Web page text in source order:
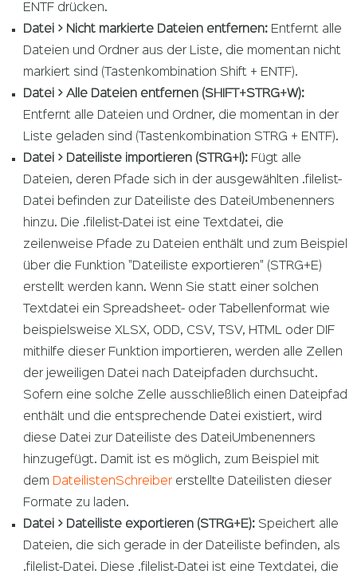
ENTF drücken.
Datei > Nicht markierte Dateien entfernen: Entfernt alle
Dateien und Ordner aus der Liste, die momentan nicht
markiert sind (Tastenkombination Shift + ENTF).
Datei > Alle Dateien entfernen (SHIFT+STRG+W):
Entfernt alle Dateien und Ordner, die momentan in der
Liste geladen sind (Tastenkombination STRG + ENTF).
Datei > Dateiliste importieren (STRG+I): Fügt alle
Dateien, deren Pfade sich in der ausgewählten .filelist-
Datei befinden zur Dateiliste des DateiUmbenenners
hinzu. Die .filelist-Datei ist eine Textdatei, die
zeilenweise Pfade zu Dateien enthält und zum Beispiel
über die Funktion "Dateiliste exportieren" (STRG+E)
erstellt werden kann. Wenn Sie statt einer solchen
Textdatei ein Spreadsheet- oder Tabellenformat wie
beispielsweise XLSX, ODD, CSV, TSV, HTML oder DIF
mithilfe dieser Funktion importieren, werden alle Zellen
der jeweiligen Datei nach Dateipfaden durchsucht.
Sofern eine solche Zelle ausschließlich einen Dateipfad
enthält und die entsprechende Datei existiert, wird
diese Datei zur Dateiliste des DateiUmbenenners
hinzugefügt. Damit ist es möglich, zum Beispiel mit
dem
DateilistenSchreiber erstellte Dateilisten dieser
Formate zu laden.
Datei > Dateiliste exportieren (STRG+E): Speichert alle
Dateien, die sich gerade in der Dateiliste befinden, als
.filelist-Datei. Diese .filelist-Datei ist eine Textdatei, die